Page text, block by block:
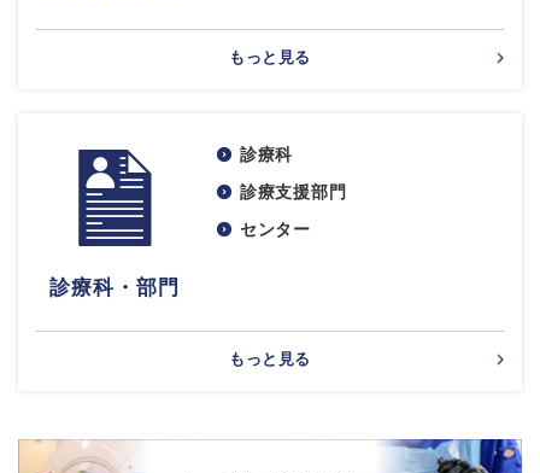
もっと見る
診療科・部門
診療科
診療支援部門
センター
もっと見る